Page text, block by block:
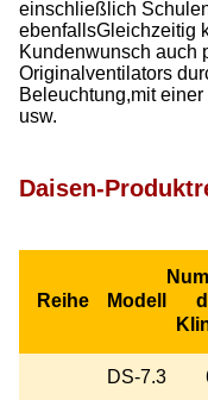
einschließlich
ebenfallsGleichzeitig
Kundenwunsch auch
Originalventilators
Beleuchtung,mit
usw.
Daisen-
Reihe Modell
DS-7.3